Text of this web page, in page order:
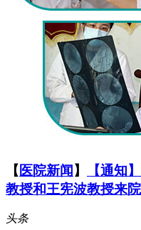
【 医院新闻】
【通知
教授和王宪波教授来
头条